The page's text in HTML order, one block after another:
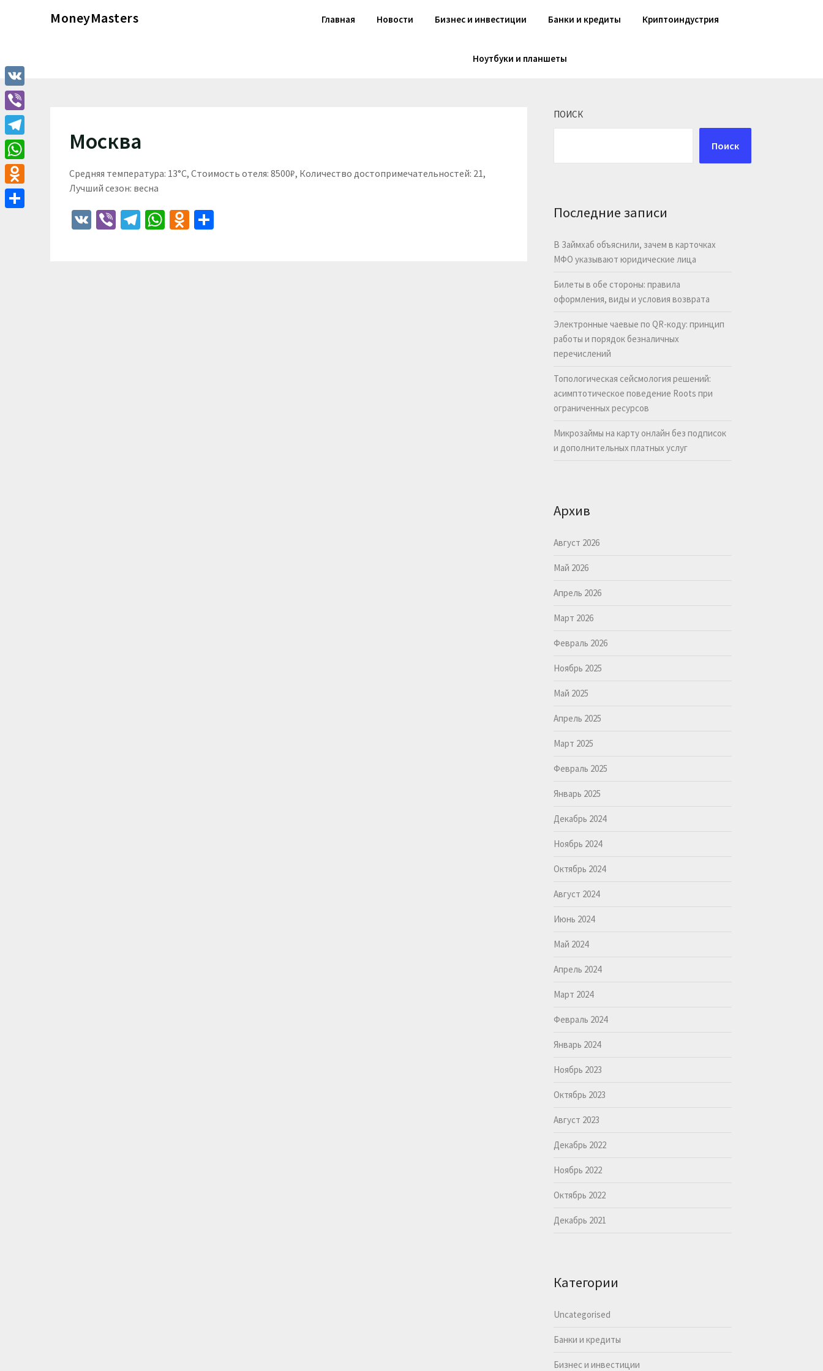
MoneyMasters Главная Новости Бизнес и инвестиции Банки и кредиты Криптоиндустрия
Ноутбуки и планшеты
Москва
Средняя температура: 13°C, Стоимость отеля: 8500₽, Количество достопримечательностей: 21,
Лучший сезон: весна
VK ViberTelegram
WhatsApp
Odnoklassniki
ПОИСК
Поиск
Последние записи
В Займхаб объяснили, зачем в карточках
МФО указывают юридические лица
Билеты в обе стороны: правила
оформления, виды и условия возврата
Электронные чаевые по QR-коду: принцип
работы и порядок безналичных
перечислений
Топологическая сейсмология решений:
асимптотическое поведение Roots при
ограниченных ресурсов
Микрозаймы на карту онлайн без подписок
и дополнительных платных услуг
Архив
Август 2026
Май 2026
Апрель 2026
Март 2026
Февраль 2026
Ноябрь 2025
Май 2025
Апрель 2025
Март 2025
Февраль 2025
Январь 2025
Декабрь 2024
Ноябрь 2024
Октябрь 2024
Август 2024
Июнь 2024
Май 2024
Апрель 2024
Март 2024
Февраль 2024
Январь 2024
Ноябрь 2023
Октябрь 2023
Август 2023
Декабрь 2022
Ноябрь 2022
Октябрь 2022
Декабрь 2021
Категории
Uncategorised
Банки и кредиты
Бизнес и инвестиции
VK
Viber
Telegram
WhatsApp
Odnoklassniki